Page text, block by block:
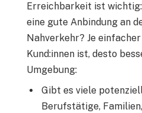
Erreichbarkeit ist
eine gute Anbindung an
Nahverkehr? Je
Kund:innen ist, desto
Umgebung:
Gibt es viele
Berufstätige,